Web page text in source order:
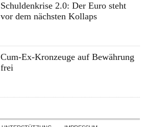
Schuldenkrise 2.0: Der Euro steht
vor dem nächsten Kollaps
Cum-Ex-Kronzeuge auf Bewährung
frei
Skip to content